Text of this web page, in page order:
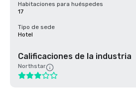
Habitaciones para huéspedes
17
Tipo de sede
Hotel
Calificaciones de la industria
Northstar